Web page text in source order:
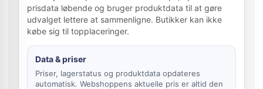
prisdata løbende og bruger produktdata til at gøre
udvalget lettere at sammenligne. Butikker kan ikke
købe sig til topplaceringer.
Data & priser
Priser, lagerstatus og produktdata opdateres
automatisk. Webshoppens aktuelle pris er altid den